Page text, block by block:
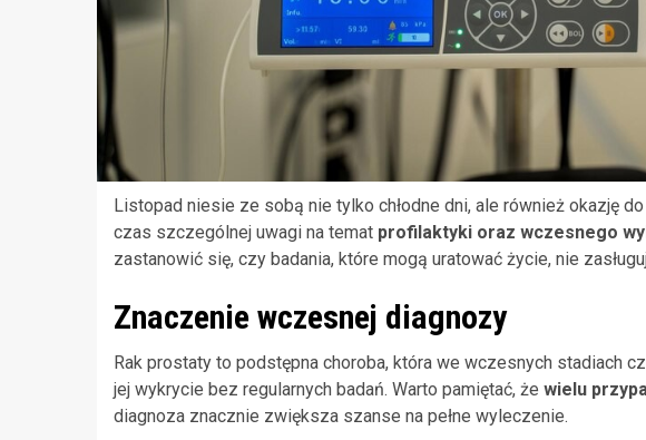
Listopad niesie ze sobą nie tylko chłodne dni, ale również okazję
czas szczególnej uwagi na temat profilaktyki oraz wczesnego
zastanowić się, czy badania, które mogą uratować życie, nie
Znaczenie wczesnej diagnozy
Rak prostaty to podstępna choroba, która we wczesnych stadiach
jej wykrycie bez regularnych badań. Warto pamiętać, że wielu
diagnoza znacznie zwiększa szanse na pełne wyleczenie.